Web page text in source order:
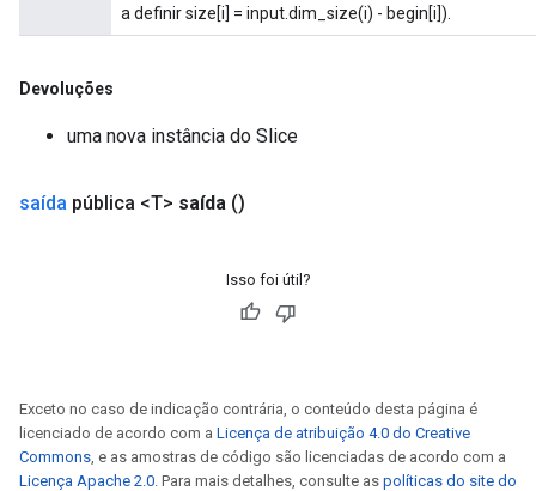
a definir size[i] = input.dim_size(i) - begin[i]).
Devoluções
uma nova instância do Slice
saída pública <T> saída ()
Isso foi útil?
Exceto no caso de indicação contrária, o conteúdo desta página é
licenciado de acordo com a Licença de atribuição 4.0 do Creative
Commons, e as amostras de código são licenciadas de acordo com a
Licença Apache 2.0. Para mais detalhes, consulte as políticas do site do